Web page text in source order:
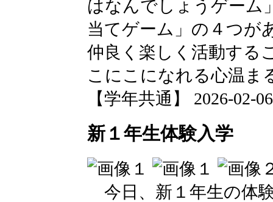
はなんでしょうゲーム
当てゲーム」の４つが
仲良く楽しく活動する
こにこになれる心温ま
【学年共通】 2026-02-
新１年生体験入学
今日、新１年生の体